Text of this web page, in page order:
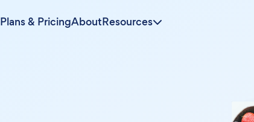
Plans & PricingAboutResources